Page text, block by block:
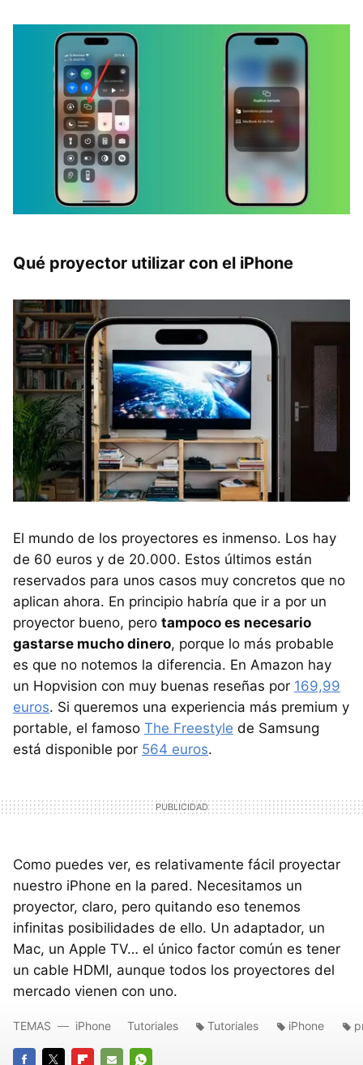
Qué proyector utilizar con el iPhone
El mundo de los proyectores es inmenso. Los hay
de 60 euros y de 20.000. Estos últimos están
reservados para unos casos muy concretos que no
aplican ahora. En principio habría que ir a por un
proyector bueno, pero tampoco es necesario
gastarse mucho dinero, porque lo más probable
es que no notemos la diferencia. En Amazon hay
un Hopvision con muy buenas reseñas por 169,99
euros. Si queremos una experiencia más premium y
portable, el famoso The Freestyle de Samsung
está disponible por 564 euros.
Como puedes ver, es relativamente fácil proyectar
nuestro iPhone en la pared. Necesitamos un
proyector, claro, pero quitando eso tenemos
infinitas posibilidades de ello. Un adaptador, un
Mac, un Apple TV… el único factor común es tener
un cable HDMI, aunque todos los proyectores del
mercado vienen con uno.
TEMAS iPhone Tutoriales Tutoriales iPhone